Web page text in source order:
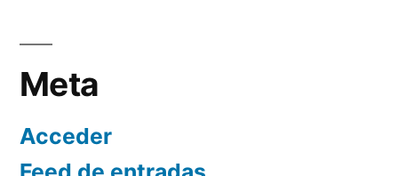
Meta
Acceder